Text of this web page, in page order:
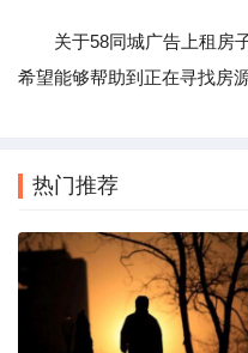
关于58同城广告上租房
希望能够帮助到正在寻找房
热门推荐